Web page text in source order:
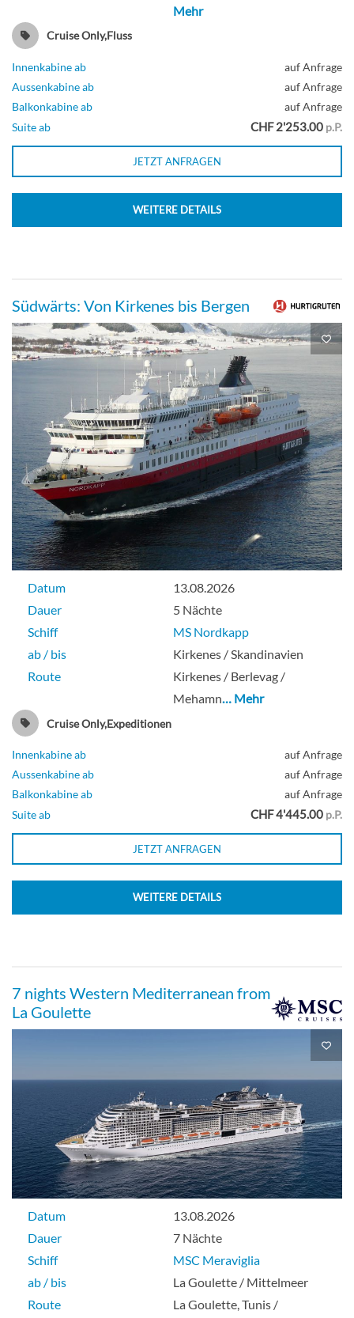
Mehr
Cruise Only,Fluss
Innenkabine ab
auf Anfrage
Aussenkabine ab
auf Anfrage
Balkonkabine ab
auf Anfrage
Suite ab
CHF 2'253.00 p.P.
JETZT ANFRAGEN
WEITERE DETAILS
Südwärts: Von Kirkenes bis Bergen
Datum
13.08.2026
Dauer
5 Nächte
Schiff
MS Nordkapp
ab / bis
Kirkenes / Skandinavien
Route
Kirkenes / Berlevag /
Mehamn… Mehr
Cruise Only,Expeditionen
Innenkabine ab
auf Anfrage
Aussenkabine ab
auf Anfrage
Balkonkabine ab
auf Anfrage
Suite ab
CHF 4'445.00 p.P.
JETZT ANFRAGEN
WEITERE DETAILS
7 nights Western Mediterranean from
La Goulette
Datum
13.08.2026
Dauer
7 Nächte
Schiff
MSC Meraviglia
ab / bis
La Goulette / Mittelmeer
Route
La Goulette, Tunis /